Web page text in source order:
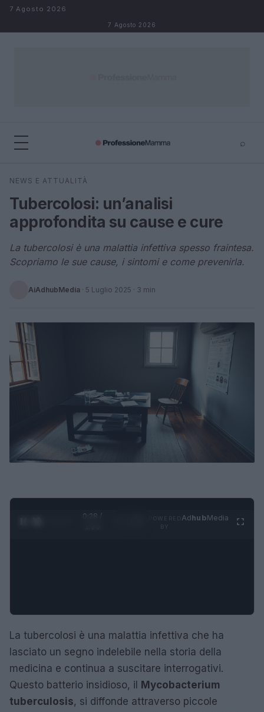
Salta al contenuto
7 Agosto 2026
7 Agosto 2026
⌕
Cerca
NEWS E ATTUALITÀ
Tubercolosi: un’analisi
approfondita su cause e cure
La tubercolosi è una malattia infettiva spesso fraintesa.
Scopriamo le sue cause, i sintomi e come prevenirla.
AiAdhubMedia · 5 Luglio 2025 · 3 min
0:28 /
AdhubMedia
La tubercolosi è una malattia infettiva che ha
lasciato un segno indelebile nella storia della
medicina e continua a suscitare interrogativi.
Questo batterio insidioso, il Mycobacterium
tuberculosis, si diffonde attraverso piccole